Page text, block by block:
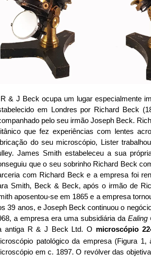
& J Beck ocupa um lugar especialmente
em Londres por Richard Beck
pelo seu irmão Joseph Beck.
que fez experiências com lentes
do seu microscópio, Lister
James Smith estabeleceu a sua
que o seu sobrinho Richard Beck
com Richard Beck e a empresa foi
Smith, Beck & Beck, após o irmão de
aposentou-se em 1865 e a empresa
39 anos, e Joseph Beck continuou o
a empresa era uma subsidiária daEaling
antiga R & J Beck Ltd. O microscópio
patológico da empresa (Figura
em c. 1897. O revólver das